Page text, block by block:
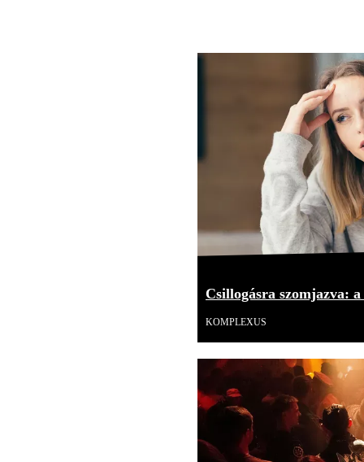
Csillogásra szomjazva:
KOMPLEXUS